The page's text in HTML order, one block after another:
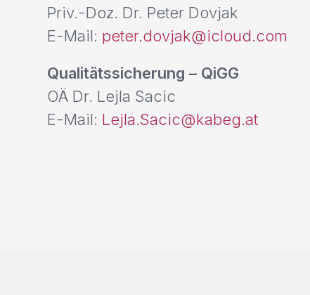
Priv.-Doz. Dr. Peter Dovjak
E-Mail: peter.dovjak@icloud.com
Qualitätssicherung – QiGG
OÄ Dr. Lejla Sacic
E-Mail: Lejla.Sacic@kabeg.at